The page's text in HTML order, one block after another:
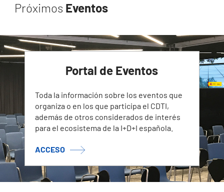
Próximos Eventos
Portal de Eventos
Toda la información sobre los eventos que
organiza o en los que participa el CDTI,
además de otros considerados de interés
para el ecosistema de la I+D+I española.
ACCESO